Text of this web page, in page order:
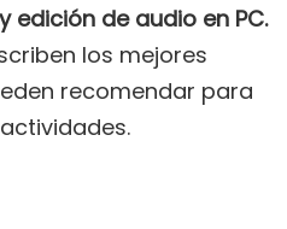
edición de audio en PC.
los mejores
recomendar para